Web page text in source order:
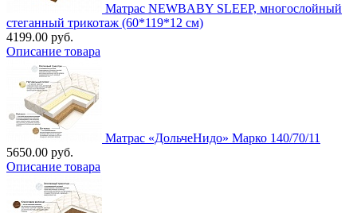
Матрас NEWBABY SLEEP, многослойный
стеганный трикотаж (60*119*12 см)
4199.00 руб.
Описание товара
Матрас «ДольчеНидо» Марко 140/70/11
5650.00 руб.
Описание товара